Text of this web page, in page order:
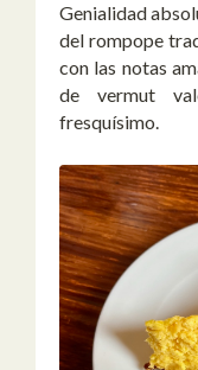
Genialidad
del rompope
con las notas
de vermut
fresquísimo.